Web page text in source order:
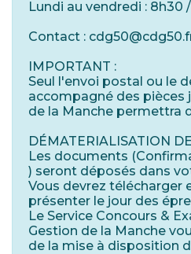
Lundi au vendredi : 8h30
Contact :
IMPORTANT :
Seul l'envoi postal ou le
accompagné des pièces
de la Manche permettra
DÉMATERIALISATION
Les documents
) seront déposés dans
Vous devrez
présenter le jour des
Le Service Concours &
Gestion de la Manche
de la mise à disposition